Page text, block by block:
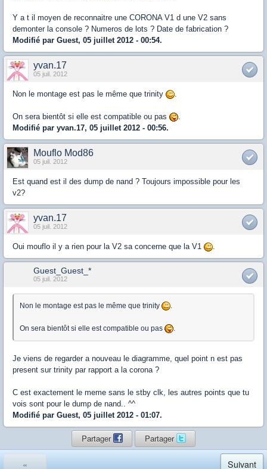
Y a t il moyen de reconnaitre une CORONA V1 d une V2 sans
demonter la console ? Numeros de lots ? Date de fabrication ?
Modifié par Guest, 05 juillet 2012 - 00:54.
yvan.17
05 juil. 2012
Non le montage est pas le même que trinity
On sera bientôt si elle est compatible ou pas
Modifié par yvan.17, 05 juillet 2012 - 00:56.
Mouflo Mod86
05 juil. 2012
Est quand est il des dump de nand ? Toujours impossible pour les
v2?
yvan.17
05 juil. 2012
Oui mouflo il y a rien pour la V2 sa concerne que la V1
Guest_Guest_*
05 juil. 2012
Non le montage est pas le même que trinity
On sera bientôt si elle est compatible ou pas
Je viens de regarder a nouveau le diagramme, quel point n est pas
present sur trinity par rapport a la corona ?
C est exactement le meme sans le stby clk, les autres points que tu
vois sont pour le dump de nand.. ^^
Modifié par Guest, 05 juillet 2012 - 01:07.
Partager Partager
«
Suivant